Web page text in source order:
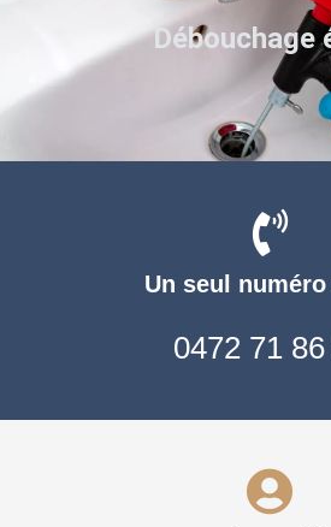
Un seul numéro
0472 71
Débouchage